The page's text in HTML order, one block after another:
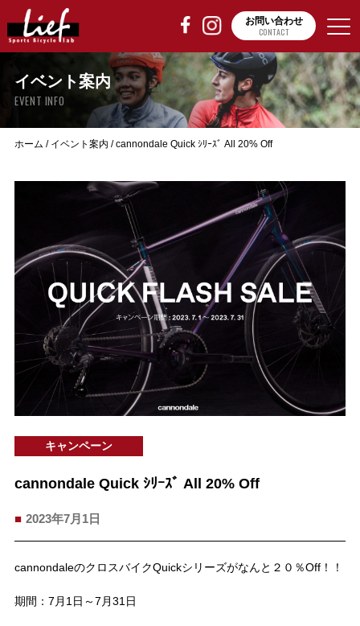
お問い合わせ
CONTACT
イベント案内
EVENT INFO
ホーム / イベント案内 /cannondale Quick ｼﾘｰｽﾞ All 20% Off
キャンペーン
cannondale Quick ｼﾘｰｽﾞ All 20% Off
2023年7月1日
cannondaleのクロスバイクQuickシリーズがなんと２０％Off！！
期間：7月1日～7月31日